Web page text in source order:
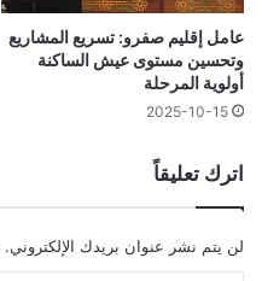
عامل إقليم صفرو: تسريع المشاريع
وتحسين مستوى عيش الساكنة
أولوية المرحلة
2025-10-15
اترك تعليقاً
لن يتم نشر عنوان بريدك الإلكتروني.